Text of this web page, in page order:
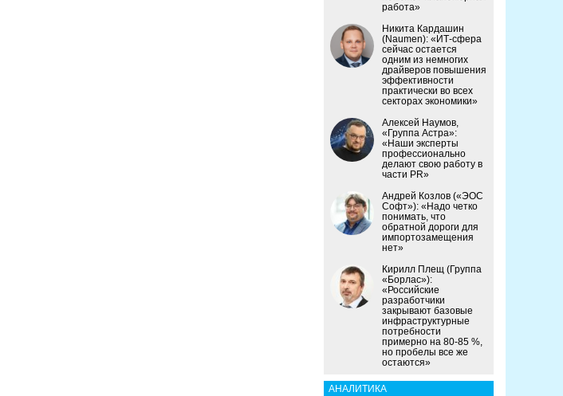
работа»
Никита Кардашин
(Naumen): «ИТ-сфера
сейчас остается
одним из немногих
драйверов повышения
эффективности
практически во всех
секторах экономики»
Алексей Наумов,
«Группа Астра»:
«Наши эксперты
профессионально
делают свою работу в
части PR»
Андрей Козлов («ЭОС
Софт»): «Надо четко
понимать, что
обратной дороги для
импортозамещения
нет»
Кирилл Плещ (Группа
«Борлас»):
«Российские
разработчики
закрывают базовые
инфраструктурные
потребности
примерно на 80-85 %,
но пробелы все же
остаются»
АНАЛИТИКА